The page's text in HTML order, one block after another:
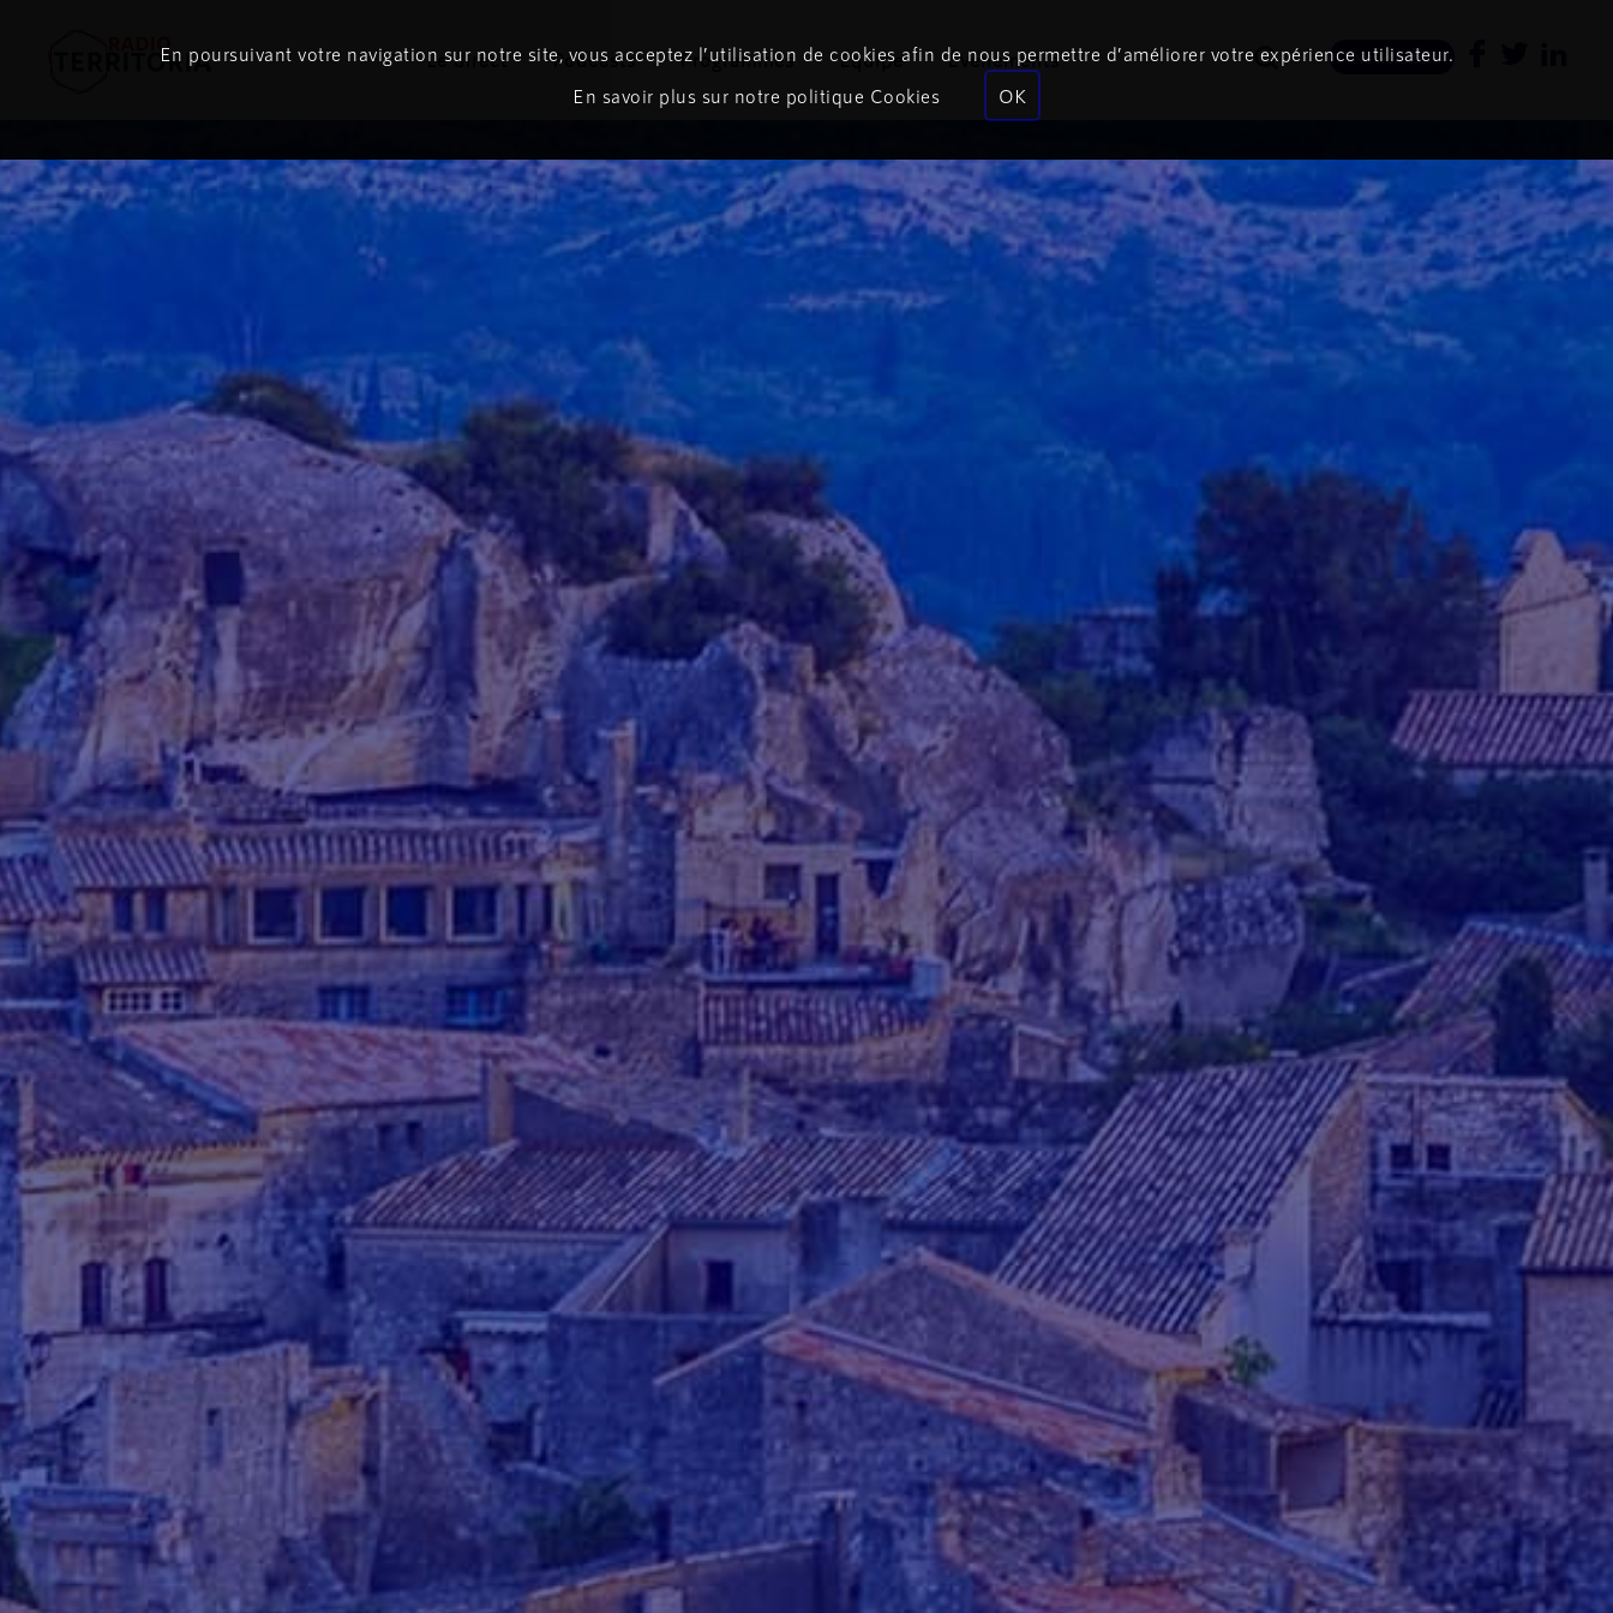
Newsletter
Le direct Podcasts Programmes Équipe Événements
En poursuivant votre navigation sur notre site, vous acceptez l’utilisation de cookies afin de nous permettre d’améliorer votre expérience utilisateur.
En savoir plus sur notre politique Cookies
OK